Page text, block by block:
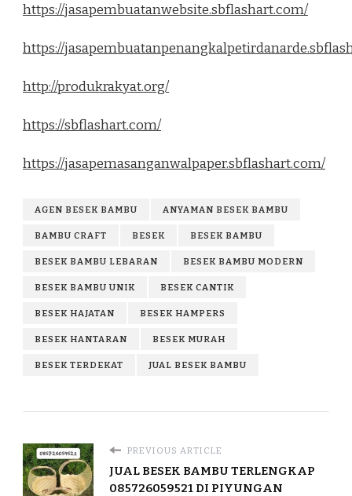
https://jasapembuatanwebsite.sbflashart.com/
https://
http://produkrakyat.org/
https://sbflashart.com/
https://jasapemasanganwalpaper.sbflashart.com/
AGEN BESEK BAMBU ANYAMAN BESEK BAMBU
BAMBU CRAFT BESEK BESEK BAMBU
BESEK BAMBU LEBARAN BESEK BAMBU MODERN
BESEK BAMBU UNIK BESEK CANTIK
BESEK HAJATAN BESEK HAMPERS
BESEK HANTARAN BESEK MURAH
BESEK TERDEKAT JUAL BESEK BAMBU
PREVIOUS ARTICLE
JUAL BESEK BAMBU TERLENGKAP
085726059521 DI PIYUNGAN